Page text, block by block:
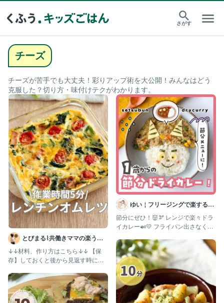
さがす
チーズ
チーズが苦手でも大丈夫！彩りアップ術を大公開！みんなはどう
克服した？切り方・味付けテクがわかります。
とびまる⌇共働きママの楽うま
レシピ
↓↓材料、作り方はこちら↓↓ 【保
存】しておくと後から見返す時に便
ゆい￤フリージングで楽する離
乳食 幼児食 | 簡単作りおき
節分にぜひ！👹🫘 レンジで楽々ドラ
イカレー🍛💛 フライパン出さなくて